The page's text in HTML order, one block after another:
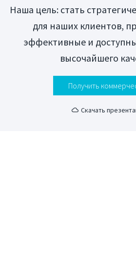
Наша цель: стать
для наших клиентов,
эффективные и
высочайшего
Получить
Скачать